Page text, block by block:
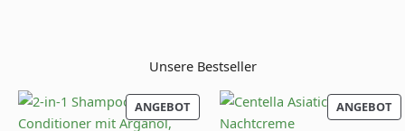
Unsere Bestseller
ANGEBOTPRODUKT
IM
ANGEBOT